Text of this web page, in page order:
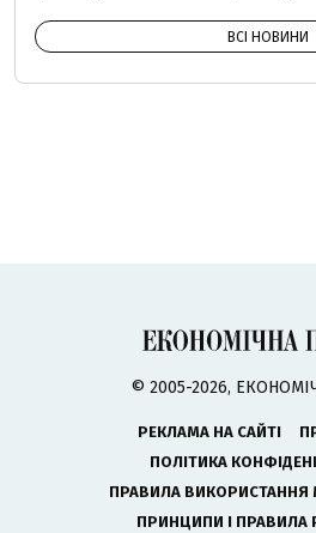
ВСІ НОВИНИ
© 2005-2026,
РЕКЛАМА НА САЙТІ
ПОЛІТИКА
ПРАВИЛА ВИКОРИСТАННЯ
ПРИНЦИПИ І ПРАВИЛА